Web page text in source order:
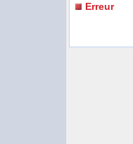
Erreur